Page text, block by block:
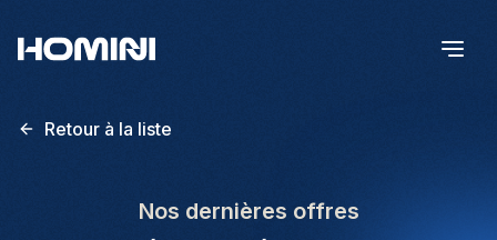
Retour à la liste
Nos dernières offres